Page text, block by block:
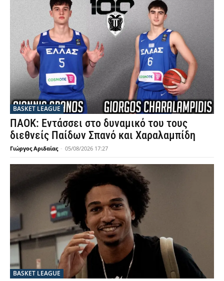
BASKET LEAGUE
ΠΑΟΚ: Εντάσσει στο δυναμικό του τους
διεθνείς Παίδων Σπανό και Χαραλαμπίδη
Γιώργος Αριδαίας - 05/08/2026 17:27
BASKET LEAGUE